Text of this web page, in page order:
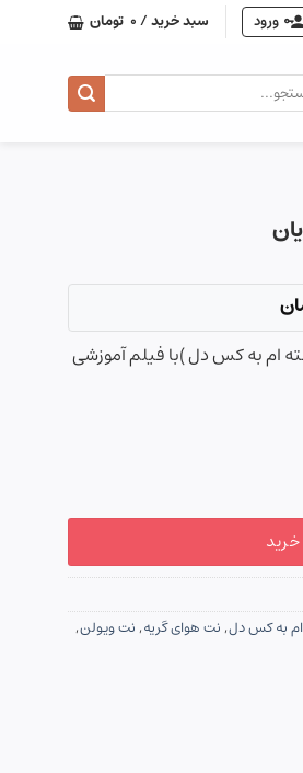
ورود سبد خرید /0 تومان
ام به کس دل )با فیلم آموزشی
به کس دل,نت هوای گریه,نت ویولن,